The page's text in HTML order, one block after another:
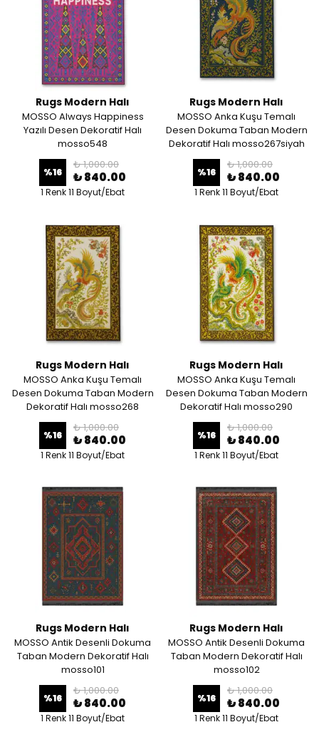
Rugs Modern Halı
MOSSO Always Happiness
Yazılı Desen Dekoratif Halı
mosso548
%16
₺ 1,000.00
₺ 840.00
1 Renk 11 Boyut/Ebat
Rugs Modern Halı
MOSSO Anka Kuşu Temalı
Desen Dokuma Taban Modern
Dekoratif Halı mosso267siyah
%16
₺ 1,000.00
₺ 840.00
1 Renk 11 Boyut/Ebat
Rugs Modern Halı
MOSSO Anka Kuşu Temalı
Desen Dokuma Taban Modern
Dekoratif Halı mosso268
%16
₺ 1,000.00
₺ 840.00
1 Renk 11 Boyut/Ebat
Rugs Modern Halı
MOSSO Anka Kuşu Temalı
Desen Dokuma Taban Modern
Dekoratif Halı mosso290
%16
₺ 1,000.00
₺ 840.00
1 Renk 11 Boyut/Ebat
Rugs Modern Halı
MOSSO Antik Desenli Dokuma
Taban Modern Dekoratif Halı
mosso101
%16
₺ 1,000.00
₺ 840.00
1 Renk 11 Boyut/Ebat
Rugs Modern Halı
MOSSO Antik Desenli Dokuma
Taban Modern Dekoratif Halı
mosso102
%16
₺ 1,000.00
₺ 840.00
1 Renk 11 Boyut/Ebat